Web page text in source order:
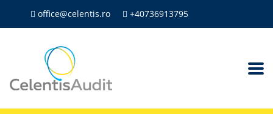
office@celentis.ro +40736913795